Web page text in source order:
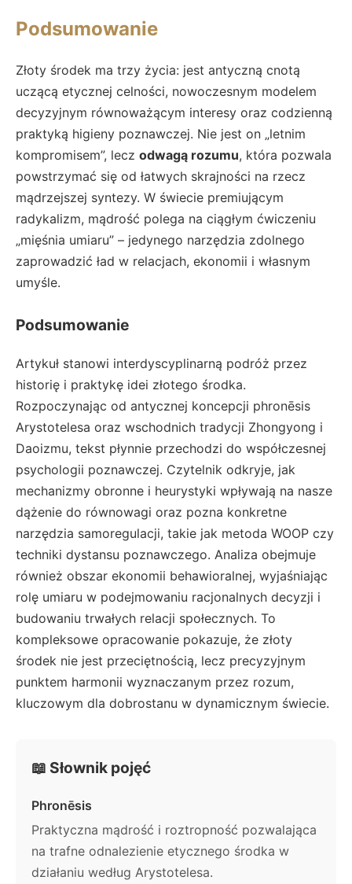
Podsumowanie
Złoty środek ma trzy życia: jest antyczną cnotą
uczącą etycznej celności, nowoczesnym modelem
decyzyjnym równoważącym interesy oraz codzienną
praktyką higieny poznawczej. Nie jest on „letnim
kompromisem”, lecz odwagą rozumu, która pozwala
powstrzymać się od łatwych skrajności na rzecz
mądrzejszej syntezy. W świecie premiującym
radykalizm, mądrość polega na ciągłym ćwiczeniu
„mięśnia umiaru” – jedynego narzędzia zdolnego
zaprowadzić ład w relacjach, ekonomii i własnym
umyśle.
Podsumowanie
Artykuł stanowi interdyscyplinarną podróż przez
historię i praktykę idei złotego środka.
Rozpoczynając od antycznej koncepcji phronēsis
Arystotelesa oraz wschodnich tradycji Zhongyong i
Daoizmu, tekst płynnie przechodzi do współczesnej
psychologii poznawczej. Czytelnik odkryje, jak
mechanizmy obronne i heurystyki wpływają na nasze
dążenie do równowagi oraz pozna konkretne
narzędzia samoregulacji, takie jak metoda WOOP czy
techniki dystansu poznawczego. Analiza obejmuje
również obszar ekonomii behawioralnej, wyjaśniając
rolę umiaru w podejmowaniu racjonalnych decyzji i
budowaniu trwałych relacji społecznych. To
kompleksowe opracowanie pokazuje, że złoty
środek nie jest przeciętnością, lecz precyzyjnym
punktem harmonii wyznaczanym przez rozum,
kluczowym dla dobrostanu w dynamicznym świecie.
📖 Słownik pojęć
Phronēsis
Praktyczna mądrość i roztropność pozwalająca
na trafne odnalezienie etycznego środka w
działaniu według Arystotelesa.